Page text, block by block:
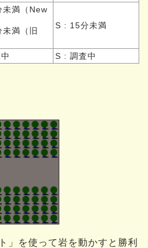
満（New
満（旧
S : 15分未満
S : 調査中
」を使って岩を動かすと勝利